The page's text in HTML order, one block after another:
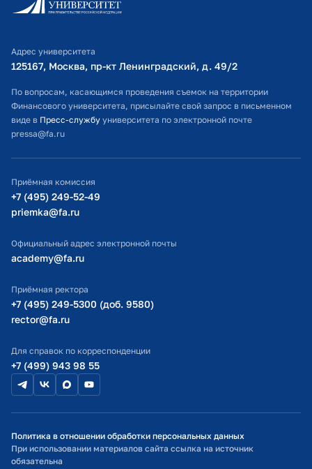
Личный кабинет поступающего
Оплата обучения
Расписание занятий
Студенческий офис
Официальный адрес электронной почты
Министерство просвещения РФ
Министерство науки и высшего образования РФ
Адрес университета
125167, Москва, пр-кт Ленинградский, д. 49/2​
По вопросам, касающимся проведения съемок на территории
Финансового университета, присылайте свой запрос в письменном
виде в Пресс-службу университета по электронной почте
pressa@fa.ru
Приёмная комиссия
+7 (495) 249-52-49
priemka@fa.ru
Официальный адрес электронной почты
academy@fa.ru
Приёмная ректора
+7 (495) 249-5300 (доб. 9580)
rector@fa.ru
Для справок по корреспонденции
+7 (499) 943 98 55
Политика в отношении обработки персональных данных
При использовании материалов сайта ссылка на источник
обязательна